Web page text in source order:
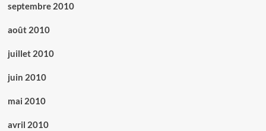
septembre 2010
août 2010
juillet 2010
juin 2010
mai 2010
avril 2010